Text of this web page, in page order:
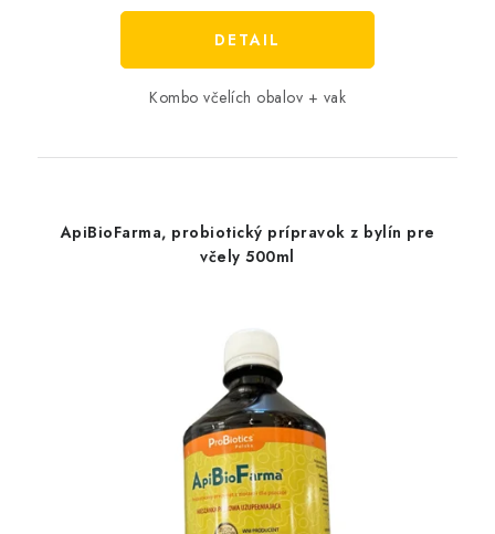
DETAIL
Kombo včelích obalov + vak
ApiBioFarma, probiotický prípravok z bylín pre
včely 500ml